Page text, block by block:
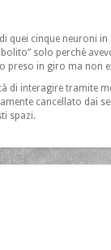
quei cinque neuroni
solo perchè
preso in giro ma non
di interagire tramite
cancellato dai
spazi.